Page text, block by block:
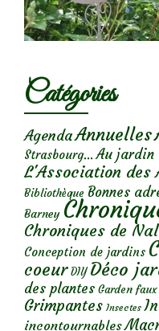
Catégories
AgendaAnnuelles
Strasbourg... Au jardin
L'Association des
Bibliothèque Bonnes
Barney
Chroniques de
Conception de jardins
coeur DIY Déco
des plantes Garden faux
Grimpantes Insectes
incontournables